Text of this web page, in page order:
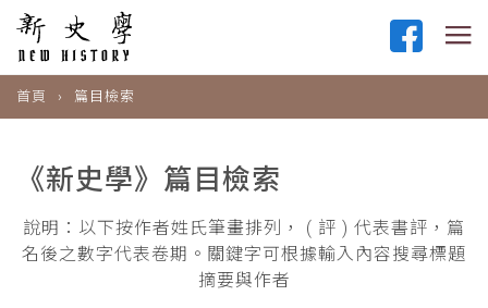
首頁 篇目檢索
《新史學》篇目檢索
說明：以下按作者姓氏筆畫排列， ( 評 ) 代表書評，篇
名後之數字代表卷期。關鍵字可根據輸入內容搜尋標題
摘要與作者